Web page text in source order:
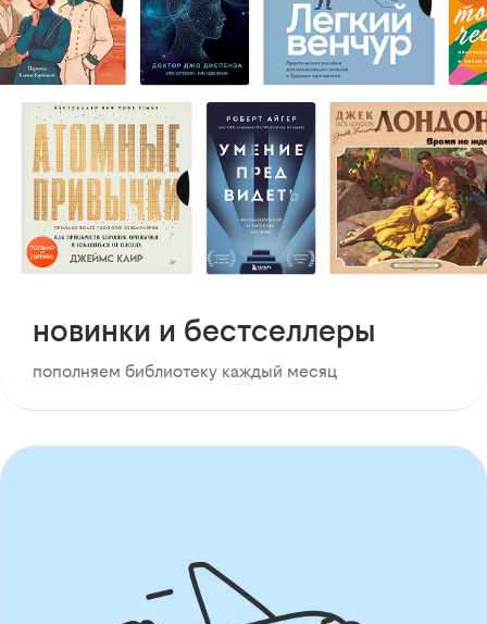
новинки и бестселлеры
пополняем библиотеку каждый месяц